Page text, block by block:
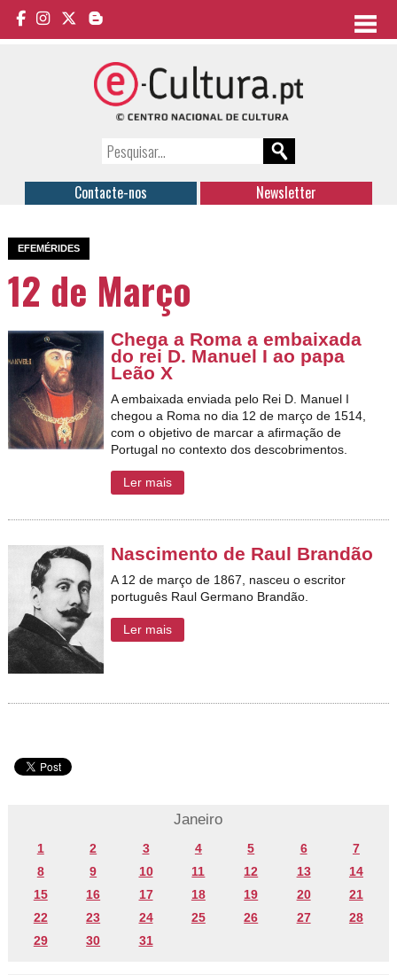
Contacte-nos Newsletter
EFEMÉRIDES
12 de Março
Chega a Roma a embaixada
do rei D. Manuel I ao papa
Leão X
A embaixada enviada pelo Rei D. Manuel I
chegou a Roma no dia 12 de março de 1514
com o objetivo de marcar a afirmação de
Portugal no contexto dos descobrimentos.
Ler mais
Nascimento de Raul Brandão
A 12 de março de 1867, nasceu o escritor
português Raul Germano Brandão.
Ler mais
Janeiro
1 2 3 4 5 6
7
8
9 10 11 12 13
14
15
16 17 18 19 20
21
22
23 24 25 26 27
28
29
30 31